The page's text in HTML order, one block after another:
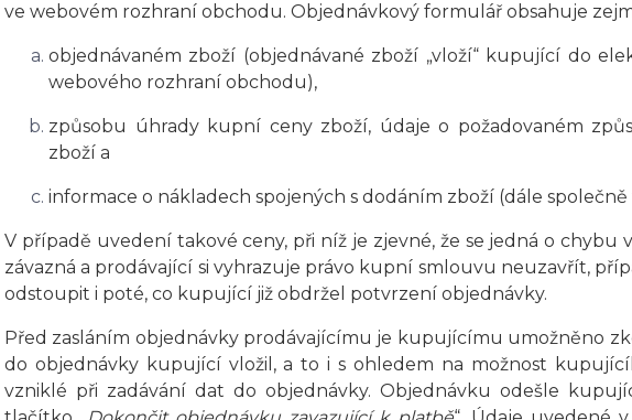
ve webovém rozhraní obchodu. Objednávkový formulář obsahuje
objednávaném zboží (objednávané zboží „vloží“ kupující do
webového rozhraní obchodu),
způsobu úhrady kupní ceny zboží, údaje o požadovaném
zboží a
informace o nákladech spojených s dodáním zboží (dále
V případě uvedení takové ceny, při níž je zjevné, že se jedná o chybu
závazná a prodávající si vyhrazuje právo kupní smlouvu neuzavřít,
odstoupit i poté, co kupující již obdržel potvrzení objednávky.
Před zasláním objednávky prodávajícímu je kupujícímu umožněno
do objednávky kupující vložil, a to i s ohledem na možnost
vzniklé při zadávání dat do objednávky. Objednávku odešle